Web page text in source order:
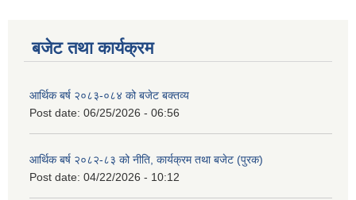
बजेट तथा कार्यक्रम
आर्थिक बर्ष २०८३-०८४ को बजेट बक्तव्य
Post date: 06/25/2026 - 06:56
आर्थिक बर्ष २०८२-८३ को नीति, कार्यक्रम तथा बजेट (पुरक)
Post date: 04/22/2026 - 10:12